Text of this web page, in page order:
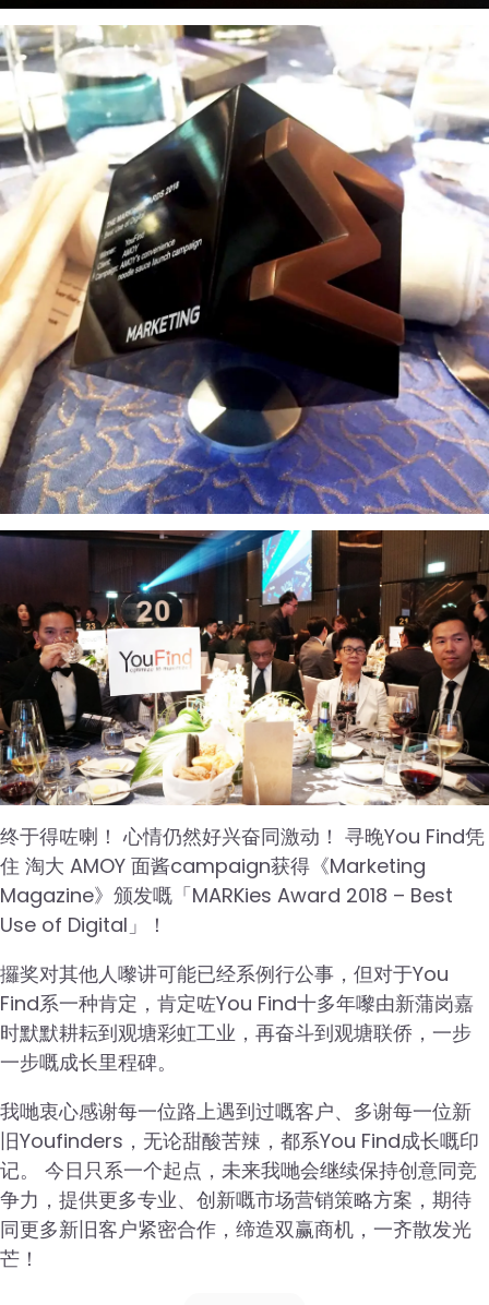
终于得咗喇！ 心情仍然好兴奋同激动！ 寻晚You Find凭
住 淘大 AMOY 面酱campaign获得《Marketing
Magazine》颁发嘅「MARKies Award 2018 – Best
Use of Digital」！
攞奖对其他人嚟讲可能已经系例行公事，但对于You
Find系一种肯定，肯定咗You Find十多年嚟由新蒲岗嘉
时默默耕耘到观塘彩虹工业，再奋斗到观塘联侨，一步
一步嘅成长里程碑。
我哋衷心感谢每一位路上遇到过嘅客户、多谢每一位新
旧Youfinders，无论甜酸苦辣，都系You Find成长嘅印
记。 今日只系一个起点，未来我哋会继续保持创意同竞
争力，提供更多专业、创新嘅市场营销策略方案，期待
同更多新旧客户紧密合作，缔造双赢商机，一齐散发光
芒！